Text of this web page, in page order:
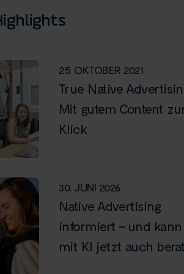
25. OKTOBER 2021
True Native
Mit gutem Content
Klick
30. JUNI 2026
Native Advertising
informiert – und kann
mit KI jetzt auch